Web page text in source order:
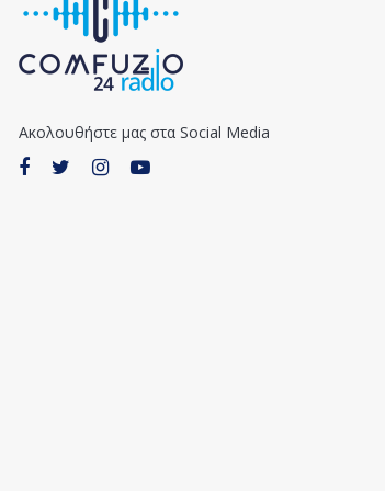
Ακολουθήστε μας στα Social Media